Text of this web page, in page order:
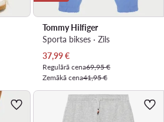
Tommy Hilfiger
Sporta bikses · Zils
Pašreizējā cena
37,99€
Regulārā cena69,95 €
Zemākā cena41,95 €